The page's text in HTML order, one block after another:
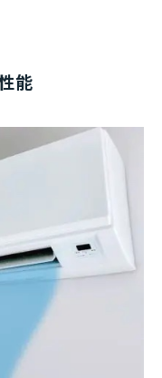
能